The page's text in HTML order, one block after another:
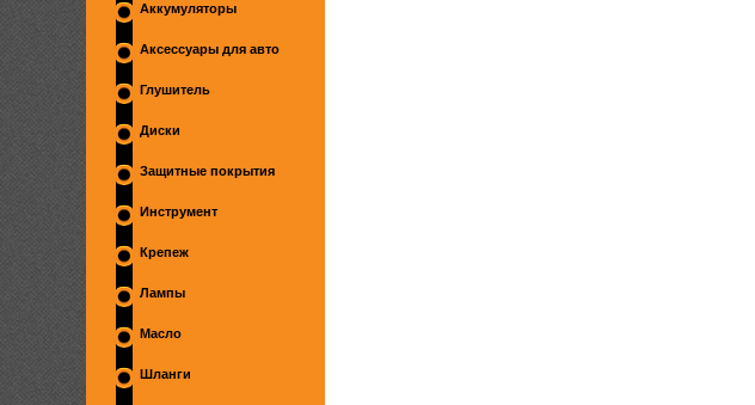
Аккумуляторы
Аксессуары для авто
Глушитель
Диски
Защитные покрытия
Инструмент
Крепеж
Лампы
Масло
Шланги